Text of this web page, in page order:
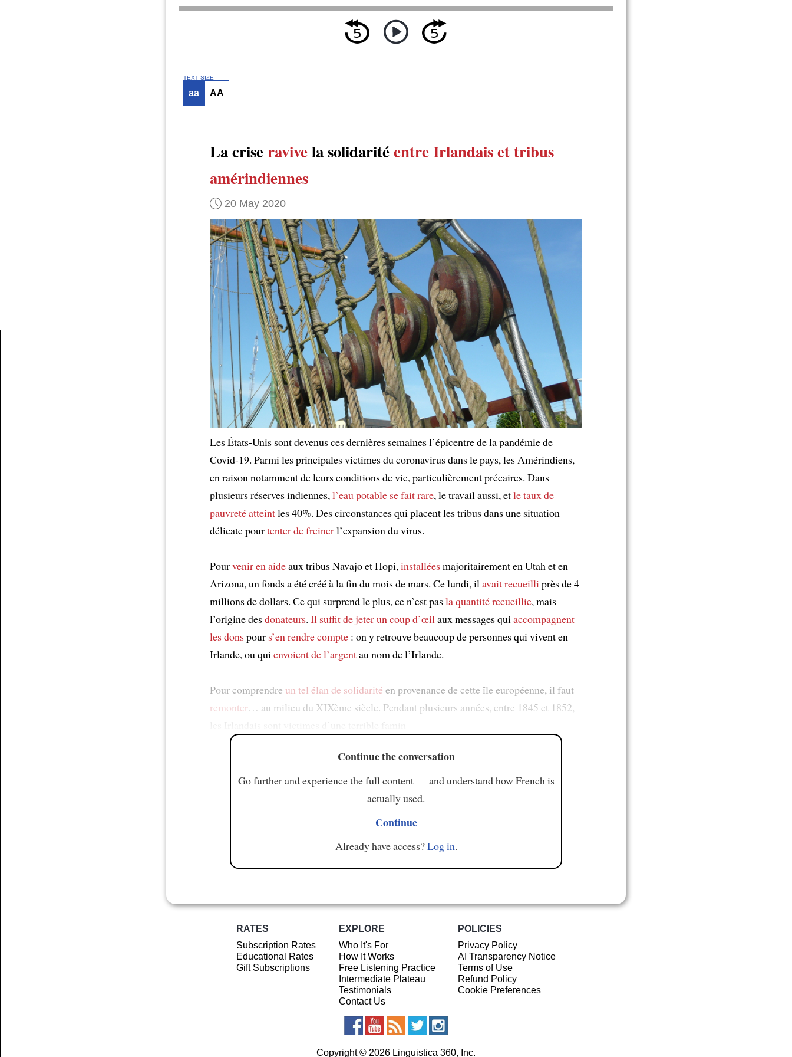
TEXT SIZE
aa AA
La criseravivela solidaritéentre Irlandais et tribus
amérindiennes
20 May 2020
Les États-Unis sont devenus ces dernières semaines l’épicentre de la pandémie de
Covid-19. Parmi les principales victimes du coronavirus dans le pays, les Amérindiens,
en raison notamment de leurs conditions de vie, particulièrement précaires. Dans
plusieurs réserves indiennes, l’eau potable se fait rare, le travail aussi, etle taux de
pauvretéatteintles 40%. Des circonstances qui placent les tribus dans une situation
délicate pourtenter de freinerl’expansion du virus.
Pourvenir en aideaux tribus Navajo et Hopi, installéesmajoritairement en Utah et en
Arizona, un fonds a été créé à la fin du mois de mars. Ce lundi, il avait recueilli près de 4
millions de dollars. Ce qui surprend le plus, ce n’est pasla quantité recueillie, mais
l’origine desdonateurs. Il suffit de jeter un coup d’œil aux messages qui accompagnent
les donspour s’en rendre compte : on y retrouve beaucoup de personnes qui vivent en
Irlande, ou qui envoient de l’argentau nom de l’Irlande.
Pour comprendreun tel élan de solidarité en provenance de cette île européenne, il faut
remonter… au milieu du XIXème siècle. Pendant plusieurs années, entre 1845 et 1852,
Continue the conversation
Go further and experience the full content — and understand how French is
actually used.
Continue
Already have access?Log in.
RATES
Subscription Rates
Educational Rates
Gift Subscriptions
EXPLORE
Who It's For
How It Works
Free Listening Practice
Intermediate Plateau
Testimonials
Contact Us
POLICIES
Privacy Policy
AI Transparency Notice
Terms of Use
Refund Policy
Cookie Preferences
Copyright © 2026 Linguistica 360, Inc.